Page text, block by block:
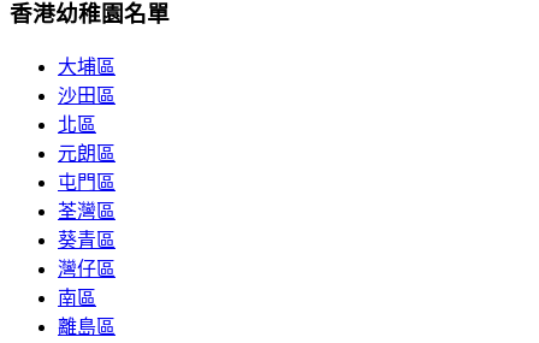
香港幼稚園名單
大埔區
沙田區
北區
元朗區
屯門區
荃灣區
葵青區
灣仔區
南區
離島區